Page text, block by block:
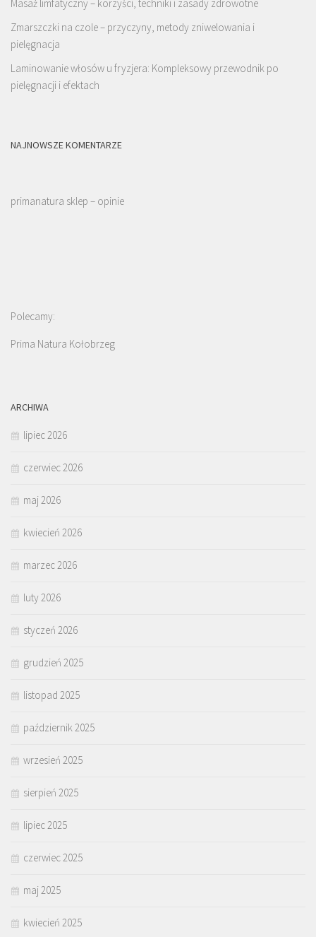
Masaż limfatyczny – korzyści, techniki i zasady zdrowotne
Zmarszczki na czole – przyczyny, metody zniwelowania i
pielęgnacja
Laminowanie włosów u fryzjera: Kompleksowy przewodnik po
pielęgnacji i efektach
NAJNOWSZE KOMENTARZE
primanatura sklep – opinie
Polecamy:
Prima Natura Kołobrzeg
ARCHIWA
lipiec 2026
czerwiec 2026
maj 2026
kwiecień 2026
marzec 2026
luty 2026
styczeń 2026
grudzień 2025
listopad 2025
październik 2025
wrzesień 2025
sierpień 2025
lipiec 2025
czerwiec 2025
maj 2025
kwiecień 2025